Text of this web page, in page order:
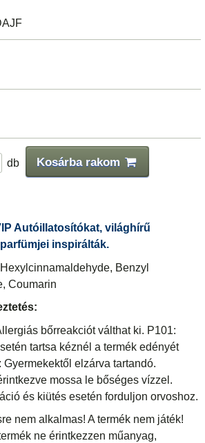
db Kosárba rakom
Autóillatosítókat, világhírű
inspirálták.
Benzyl
Coumarin
bőrreakciót válthat ki. P101:
tartsa kéznél a termék edényét
elzárva tartandó.
mossa le bőséges vízzel.
és kiütés esetén forduljon orvoshoz.
nem alkalmas! A termék nem játék!
ne érintkezzen műanyag,